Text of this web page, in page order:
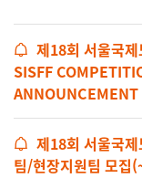
제18회 서울국
SISFF
ANNOUNCEMENT
제18회 서울국
팀/현장지원팀 모집